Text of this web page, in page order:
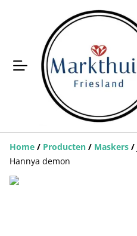
Home / Producten / Maskers /
Hannya demon